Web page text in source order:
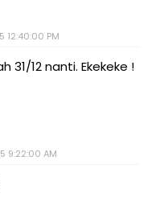
12:40:00 PM
31/12 nanti. Ekekeke !
9:22:00 AM